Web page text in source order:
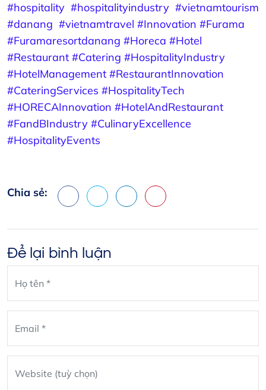
#hospitality #hospitalityindustry #vietnamtourism
#danang #vietnamtravel #Innovation #Furama
#Furamaresortdanang #Horeca #Hotel
#Restaurant #Catering #HospitalityIndustry
#HotelManagement #RestaurantInnovation
#CateringServices #HospitalityTech
#HORECAInnovation #HotelAndRestaurant
#FandBIndustry #CulinaryExcellence
#HospitalityEvents
Chia sẻ:
Facebook
X LinkedInPinterest
Để lại bình luận
blank